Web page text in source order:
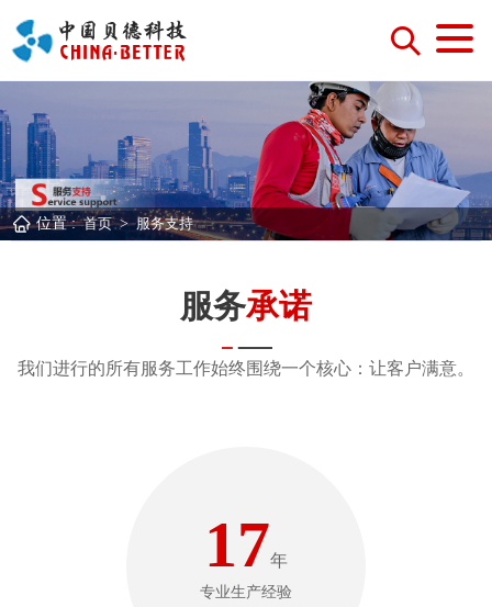
位置 : 首页 > 服务支持
服务承诺
我们进行的所有服务工作始终围绕一个核心：让客户满意。
17年
专业生产经验